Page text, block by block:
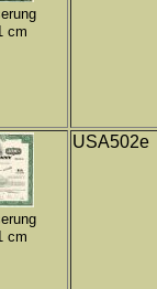
cm
cm
USA502e